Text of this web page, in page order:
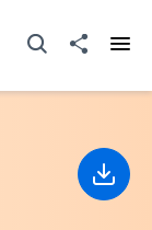
打开搜寻器分享至
下载